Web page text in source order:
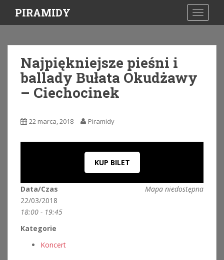
i
PIRAMIDY
Najpiękniejsze pieśni i
ballady Bułata Okudżawy
– Ciechocinek
22 marca, 2018 Piramidy
KUP BILET
Mapa niedostępna
Data/Czas
22/03/2018
18:00 - 19:45
Kategorie
Koncert